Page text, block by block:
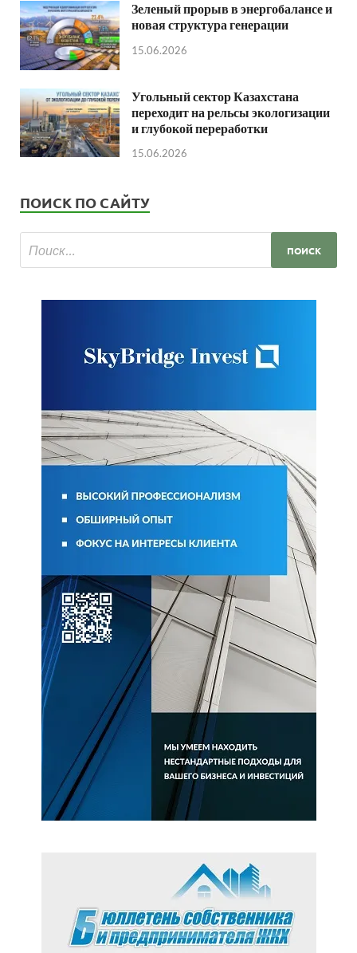
Зеленый прорыв в энергобалансе и
новая структура генерации
15.06.2026
Угольный сектор Казахстана
переходит на рельсы экологизации
и глубокой переработки
15.06.2026
ПОИСК ПО САЙТУ